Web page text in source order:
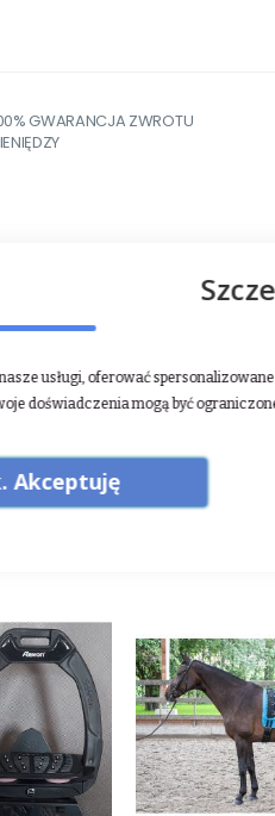
GWARANCJA ZWROTU
usługi, oferować
doświadczenia mogą być
Akceptuję